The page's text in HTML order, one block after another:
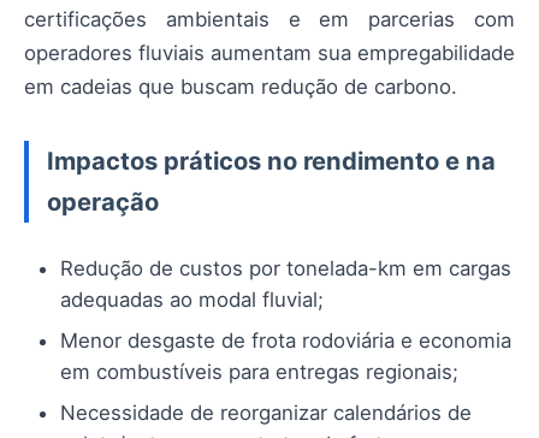
certificações ambientais e em parcerias com
operadores fluviais aumentam sua empregabilidade
em cadeias que buscam redução de carbono.
Impactos práticos no rendimento e na
operação
Redução de custos por tonelada-km em cargas
adequadas ao modal fluvial;
Menor desgaste de frota rodoviária e economia
em combustíveis para entregas regionais;
Necessidade de reorganizar calendários de